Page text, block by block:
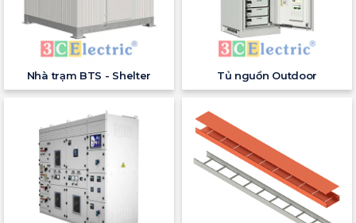
Nhà trạm BTS - Shelter Tủ nguồn Outdoor